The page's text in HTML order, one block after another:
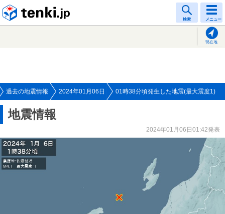
検索 メニュー
現在地
過去の地震情報 2024年01月06日 01時38分頃発生した地震(最大震度1)
地震情報
2024年01月06日01:42発表